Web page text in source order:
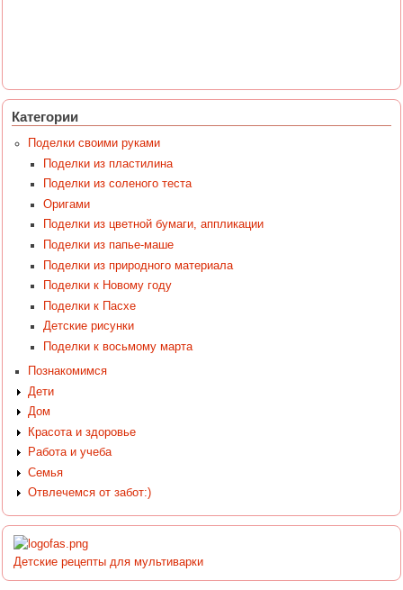
Категории
Поделки своими руками
Поделки из пластилина
Поделки из соленого теста
Оригами
Поделки из цветной бумаги, аппликации
Поделки из папье-маше
Поделки из природного материала
Поделки к Новому году
Поделки к Пасхе
Детские рисунки
Поделки к восьмому марта
Познакомимся
Дети
Дом
Красота и здоровье
Работа и учеба
Семья
Отвлечемся от забот:)
Детские рецепты для мультиварки